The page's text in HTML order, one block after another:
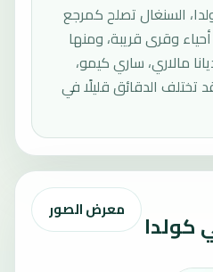
السنغال تصلح كمرجع
وقرى قريبة، ومنها
مالاري، ساري كيمو،
تختلف الدقائق قليلًا في
كولدا معرض الصور